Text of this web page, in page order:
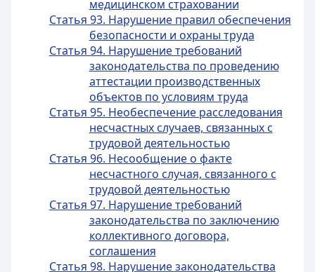
медицинском страховании
Статья 93. Нарушение правил обеспечения
безопасности и охраны труда
Статья 94. Нарушение требований
законодательства по проведению
аттестации производственных
объектов по условиям труда
Статья 95. Необеспечение расследования
несчастных случаев, связанных с
трудовой деятельностью
Статья 96. Несообщение о факте
несчастного случая, связанного с
трудовой деятельностью
Статья 97. Нарушение требований
законодательства по заключению
коллективного договора,
соглашения
Статья 98. Нарушение законодательства